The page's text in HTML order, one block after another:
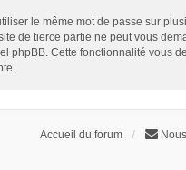
le même mot de passe sur
de tierce partie ne peut vous
Cette fonctionnalité vous
Accueil du forum